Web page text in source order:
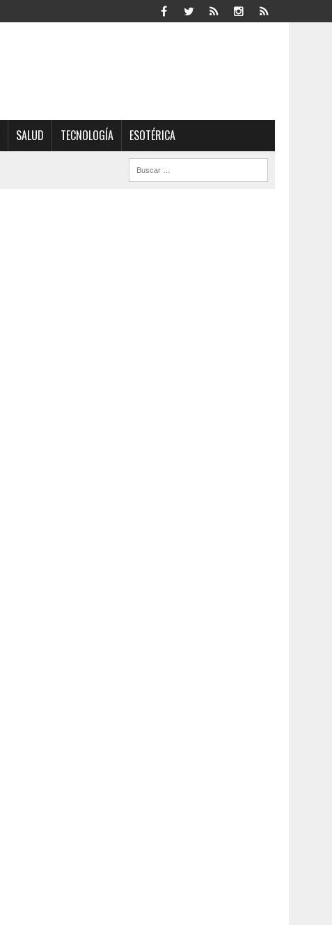
SALUD TECNOLOGÍA ESOTÉRICA